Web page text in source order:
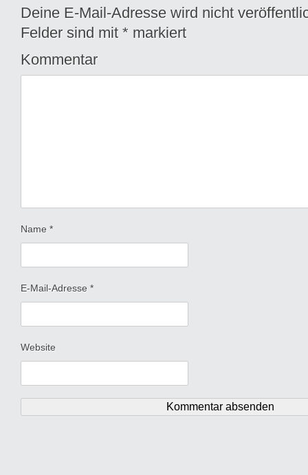
Deine E-Mail-Adresse wird nicht
Felder sind mit * markiert
Kommentar
Name *
E-Mail-Adresse *
Website